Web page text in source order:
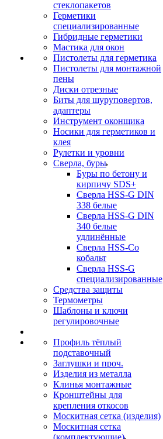
стеклопакетов
Герметики
специализированные
Гибридные герметики
Мастика для окон
Пистолеты для герметика
Пистолеты для монтажной
пены
Диски отрезные
Биты для шуруповертов,
адаптеры
Инструмент оконщика
Носики для герметиков и
клея
Рулетки и уровни
Сверла, буры
Буры по бетону и
кирпичу SDS+
Сверла HSS-G DIN
338 белые
Сверла HSS-G DIN
340 белые
удлинённые
Сверла HSS-Co
кобальт
Сверла HSS-G
специализированные
Средства защиты
Термометры
Шаблоны и ключи
регулировочные
Профиль тёплый
подставочный
Заглушки и проч.
Изделия из металла
Клинья монтажные
Кронштейны для
крепления откосов
Москитная сетка (изделия)
Москитная сетка
(комплектующие)